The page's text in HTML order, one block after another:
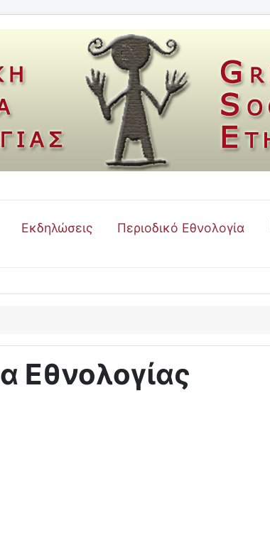
Εκδηλώσεις Περιοδικό Εθνολογία
Εθνολογίας